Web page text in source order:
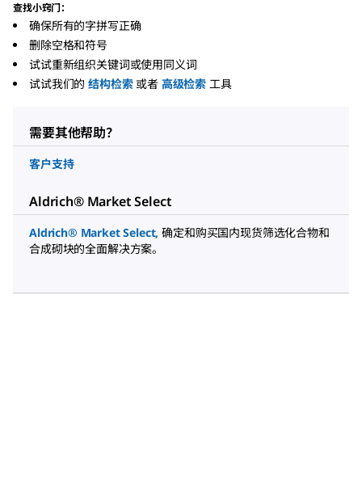
查找小窍门：
确保所有的字拼写正确
删除空格和符号
试试重新组织关键词或使用同义词
试试我们的 结构检索 或者 高级检索 工具
需要其他帮助？
客户支持
Aldrich® Market Select
Aldrich® Market Select, 确定和购买国内现货筛选化合物和
合成砌块的全面解决方案。